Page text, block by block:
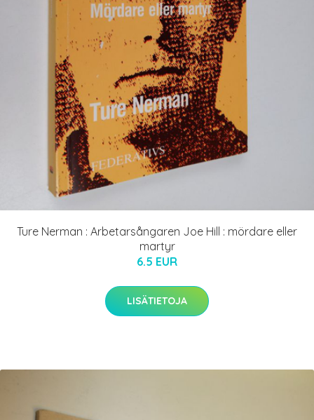
Ture Nerman : Arbetarsångaren Joe Hill : mördare eller
martyr
6.5 EUR
LISÄTIETOJA